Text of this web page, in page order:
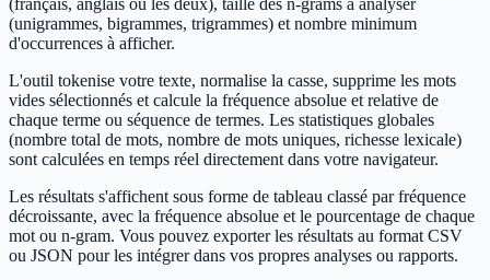
(français, anglais ou les deux), taille des n-grams à analyser
(unigrammes, bigrammes, trigrammes) et nombre minimum
d'occurrences à afficher.
L'outil tokenise votre texte, normalise la casse, supprime les mots
vides sélectionnés et calcule la fréquence absolue et relative de
chaque terme ou séquence de termes. Les statistiques globales
(nombre total de mots, nombre de mots uniques, richesse lexicale)
sont calculées en temps réel directement dans votre navigateur.
Les résultats s'affichent sous forme de tableau classé par fréquence
décroissante, avec la fréquence absolue et le pourcentage de chaque
mot ou n-gram. Vous pouvez exporter les résultats au format CSV
ou JSON pour les intégrer dans vos propres analyses ou rapports.